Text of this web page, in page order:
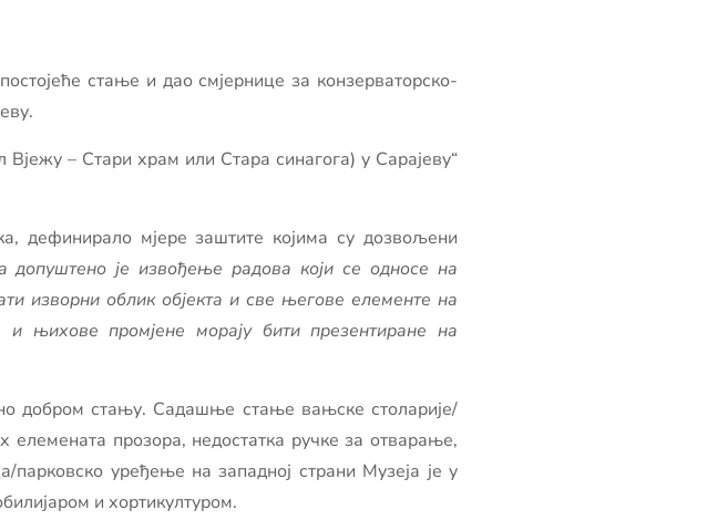
стање и дао смјернице за конзерваторско-
– Стари храм или Стара синагога) у Сарајеву“
дефинирало мјере заштите којима су дозвољени
допуштено је извођење радова који се односе на
изворни облик објекта и све његове елементе на
и њихове промјене морају бити презентиране на
добром стању. Садашње стање вањске столарије/
прозора, недостатка ручке за отварање,
уређење на западној страни Музеја је у
и хортикултуром.